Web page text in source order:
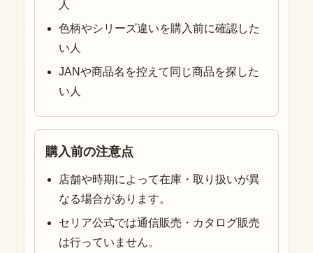
人
色柄やシリーズ違いを購入前に確認した
い人
JANや商品名を控えて同じ商品を探した
い人
購入前の注意点
店舗や時期によって在庫・取り扱いが異
なる場合があります。
セリア公式では通信販売・カタログ販売
は行っていません。